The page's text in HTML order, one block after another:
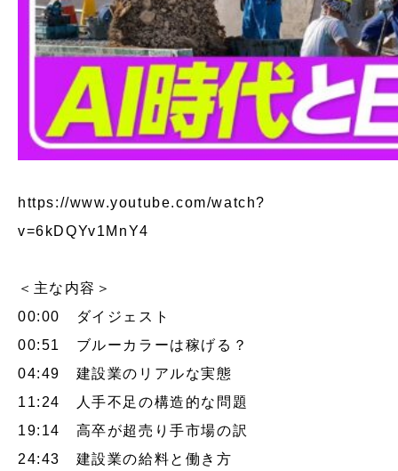
https://www.youtube.com/watch?
v=6kDQYv1MnY4
＜主な内容＞
00:00 ダイジェスト
00:51 ブルーカラーは稼げる？
04:49 建設業のリアルな実態
11:24 人手不足の構造的な問題
19:14 高卒が超売り手市場の訳
24:43 建設業の給料と働き方